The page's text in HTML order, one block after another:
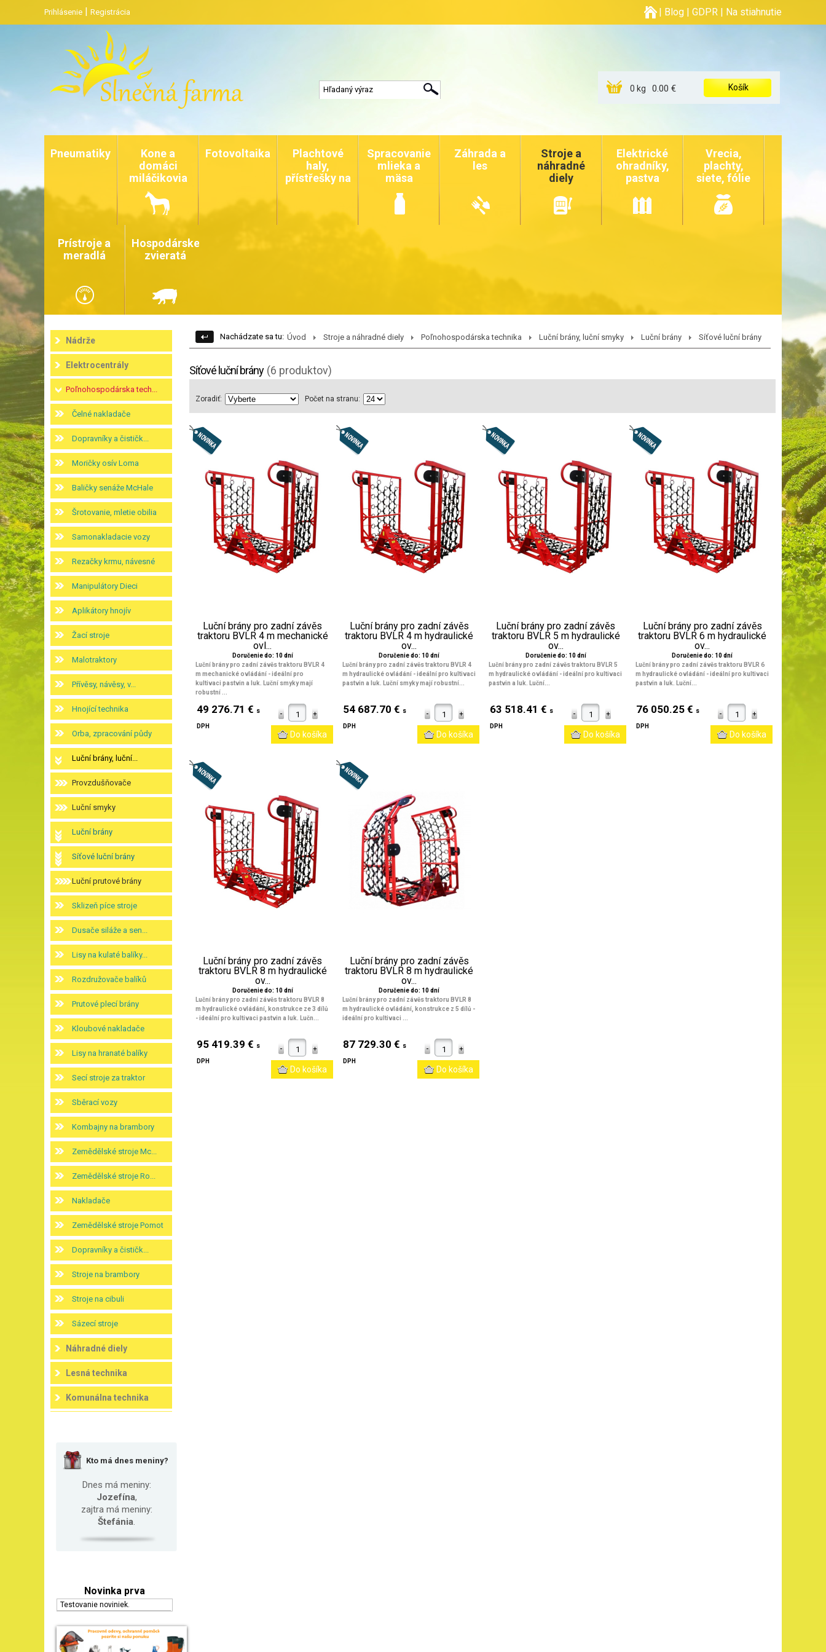
Prihlásenie | Registrácia | Blog | GDPR | Na stiahnutie
0 kg 0.00 € Košík
Pneumatiky
Kone a
domáci
miláčikovia
Fotovoltaika
Plachtové
haly,
přístřešky na
Spracovanie
mlieka a
mäsa
Záhrada a
les
Stroje a
náhradné
diely
Elektrické
ohradníky,
pastva
Vrecia,
plachty,
siete, fólie
Prístroje a
meradlá
Hospodárske
zvieratá
Nádrže
Elektrocentrály
Poľnohospodárska tech...
Čelné nakladače
Dopravníky a čističk...
Moričky osív Loma
Baličky senáže McHale
Šrotovanie, mletie obilia
Samonakladacie vozy
Rezačky krmu, návesné
Manipulátory Dieci
Aplikátory hnojív
Žací stroje
Malotraktory
Přívěsy, návěsy, v...
Hnojící technika
Orba, zpracování půdy
Luční brány, luční...
Provzdušňovače
Luční smyky
Luční brány
Síťové luční brány
Luční prutové brány
Sklizeň píce stroje
Dusače siláže a sen...
Lisy na kulaté balíky...
Rozdružovače balíků
Prutové plecí brány
Kloubové nakladače
Lisy na hranaté balíky
Secí stroje za traktor
Sběrací vozy
Kombajny na brambory
Zemědělské stroje Mc...
Zemědělské stroje Ro...
Nakladače
Zemědělské stroje Pomot
Dopravníky a čističk...
Stroje na brambory
Stroje na cibuli
Sázecí stroje
Náhradné diely
Lesná technika
Komunálna technika
Kto má dnes meniny?
Dnes má meniny:
Jozefína,
zajtra má meniny:
Štefánia.
Novinka prva
Testovanie noviniek.
Nachádzate sa tu: Úvod Stroje a náhradné diely Poľnohospodárska technika Luční brány, luční smyky Luční brány Síťové luční brány
Síťové luční brány (6 produktov)
Zoradiť: Počet na stranu:
Luční brány pro zadní závěs
traktoru BVLR 4 m mechanické
ovl...
Doručenie do: 10 dní
Luční brány pro zadní závěs traktoru BVLR 4
m mechanické ovládání - ideální pro
kultivaci pastvin a luk. Luční smyky mají
robustní ...
49 276.71 € s
DPH
Luční brány pro zadní závěs
traktoru BVLR 4 m hydraulické
ov...
Doručenie do: 10 dní
Luční brány pro zadní závěs traktoru BVLR 4
m hydraulické ovládání- ideální pro kultivaci
pastvin a luk. Luční smyky mají robustní...
54 687.70 € s
DPH
Luční brány pro zadní závěs
traktoru BVLR 5 m hydraulické
ov...
Doručenie do: 10 dní
Luční brány pro zadní závěs traktoru BVLR 5
m hydraulické ovládání - ideální pro kultivaci
pastvin a luk. Luční...
63 518.41 € s
DPH
Luční brány pro zadní závěs
traktoru BVLR 6 m hydraulické
ov...
Doručenie do: 10 dní
Luční brány pro zadní závěs traktoru BVLR 6
m hydraulické ovládání- ideální pro kultivaci
pastvin a luk. Luční...
76 050.25 € s
DPH
Luční brány pro zadní závěs
traktoru BVLR 8 m hydraulické
ov...
Doručenie do: 10 dní
Luční brány pro zadní závěs traktoru BVLR 8
m hydraulické ovládání, konstrukce ze 3 dílů
- ideální pro kultivaci pastvin a luk. Lučn...
95 419.39 € s
DPH
Luční brány pro zadní závěs
traktoru BVLR 8 m hydraulické
ov...
Doručenie do: 10 dní
Luční brány pro zadní závěs traktoru BVLR 8
m hydraulické ovládání, konstrukce z 5 dílů -
ideální pro kultivaci ...
87 729.30 € s
DPH